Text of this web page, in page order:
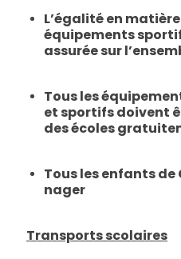
L’égalité en
équipements
assurée sur
Tous les
et sportifsdoivent
des écoles
Tous les enfants de
nager
Transports scolaires